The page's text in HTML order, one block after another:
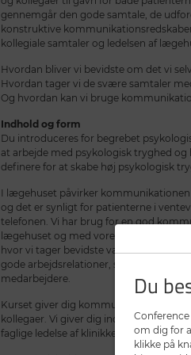
gennemgår den gode samtale, de
konstruktive
kollegiale samtaler og ledelsen af
Hvordan bliver vi bevidste om det vi
Hvordan tager vi de svære samtaler
Og hvordan kan vi bruge
Indhold og form
Du introduceres for begrebet
at arbejde med psykologisk tryghed og
definere for at skabe høj psykologisk
I lægehuset påvirker
og det er synligt for patienterne i
telefonen. Vi har brug for en god
lægehuset og med vores patienter. Vi
hvor vi tager bevidste valg, skaber
gode arbejdsrelationer, som giver både
medarbejdere.
Kurset giver dig
kollegaer. Vi giver dig indsigt og
faglige ledelse af klinikken.
Du
om dig for
klikke på